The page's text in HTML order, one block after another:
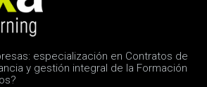
especialización en Contratos de
y gestión integral de la Formación